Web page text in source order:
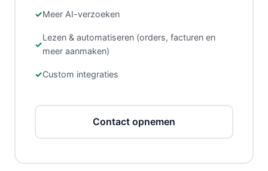
Meer AI-verzoeken
Lezen & automatiseren (orders, facturen en
meer aanmaken)
Custom integraties
Contact opnemen